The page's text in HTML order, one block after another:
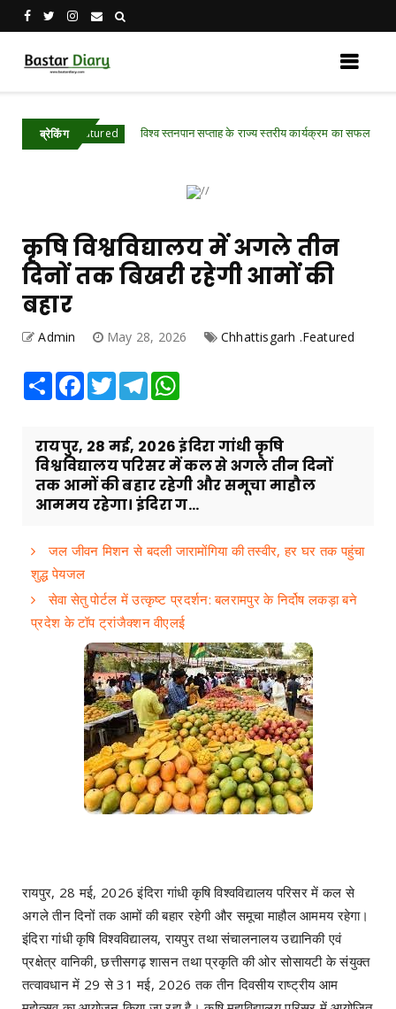
ब्रेकिंग
.Featured विश्व स्तनपान सप्ताह के राज्य स्तरीय कार्यक्रम का सफल आयोजन,
कृषि विश्वविद्यालय में अगले तीन
दिनों तक बिखरी रहेगी आमों की
बहार
Admin May 28, 2026 Chhattisgarh .Featured
Share Facebook
TwitterTelegram
रायपुर, 28 मई, 2026 इंदिरा गांधी कृषि
विश्वविद्यालय परिसर में कल से अगले तीन दिनों
तक आमों की बहार रहेगी और समूचा माहौल
आममय रहेगा। इंदिरा ग...
जल जीवन मिशन से बदली जारामोंगिया की तस्वीर, हर घर तक पहुंचा
शुद्ध पेयजल
सेवा सेतु पोर्टल में उत्कृष्ट प्रदर्शन: बलरामपुर के निर्दोष लकड़ा बने
प्रदेश के टॉप ट्रांजैक्शन वीएलई
रायपुर, 28 मई, 2026 इंदिरा गांधी कृषि विश्वविद्यालय परिसर में कल से
अगले तीन दिनों तक आमों की बहार रहेगी और समूचा माहौल आममय रहेगा।
इंदिरा गांधी कृषि विश्वविद्यालय, रायपुर तथा संचालनालय उद्यानिकी एवं
प्रक्षेत्र वानिकी, छत्तीसगढ़ शासन तथा प्रकृति की ओर सोसायटी के संयुक्त
तत्वावधान में 29 से 31 मई, 2026 तक तीन दिवसीय राष्ट्रीय आम